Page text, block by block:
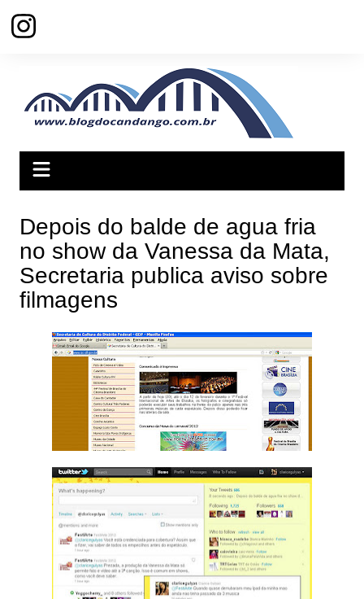
para
Depois do balde de agua fria
no show da Vanessa da Mata,
Secretaria publica aviso sobre
filmagens